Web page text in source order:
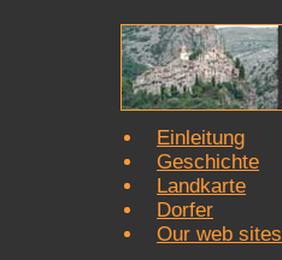
Einleitung
Geschichte
Landkarte
Dorfer
Our web sites